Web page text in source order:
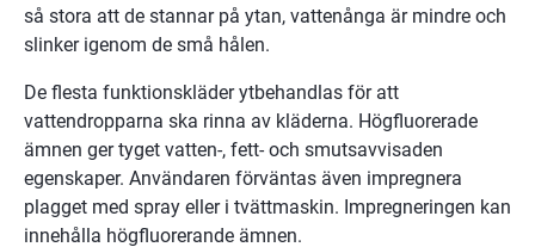
så stora att de stannar på ytan, vattenånga är mindre och
slinker igenom de små hålen.
De flesta funktionskläder ytbehandlas för att
vattendropparna ska rinna av kläderna. Högfluorerade
ämnen ger tyget vatten-, fett- och smutsavvisaden
egenskaper. Användaren förväntas även impregnera
plagget med spray eller i tvättmaskin. Impregneringen kan
innehålla högfluorerande ämnen.